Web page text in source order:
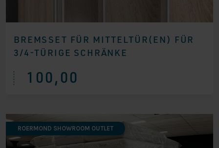
BREMSSET FÜR MITTELTÜR(EN) FÜR
3/4-TÜRIGE SCHRÄNKE
100,00
ROERMOND SHOWROOM OUTLET